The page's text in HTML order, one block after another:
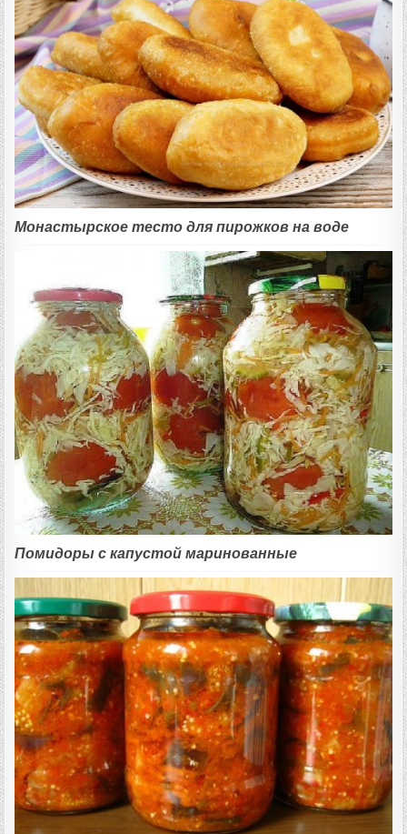
Монастырское тесто для пирожков на воде
Помидоры с капустой маринованные